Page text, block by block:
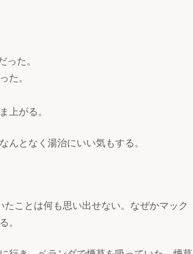
った。
た。
上がる。
んとなく湯治にいい気もする。
ことは何も思い出せない。なぜかマック
。